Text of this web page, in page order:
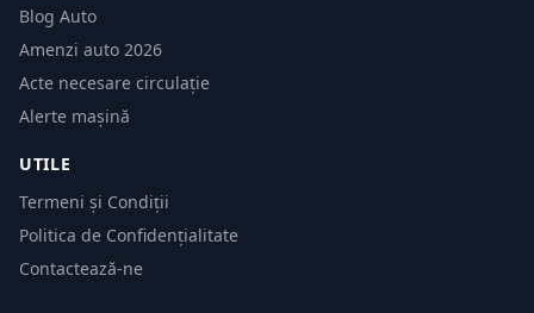
Blog Auto
Amenzi auto 2026
Acte necesare circulație
Alerte mașină
UTILE
Termeni și Condiții
Politica de Confidențialitate
Contactează-ne